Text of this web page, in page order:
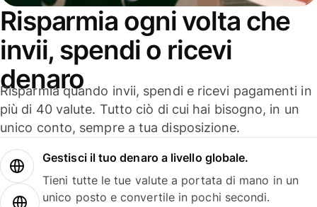
Risparmia ogni volta che
invii, spendi o ricevi
denaro
Risparmia quando invii, spendi e ricevi pagamenti in
più di 40 valute. Tutto ciò di cui hai bisogno, in un
unico conto, sempre a tua disposizione.
Gestisci il tuo denaro a livello globale.
Tieni tutte le tue valute a portata di mano in un
unico posto e convertile in pochi secondi.